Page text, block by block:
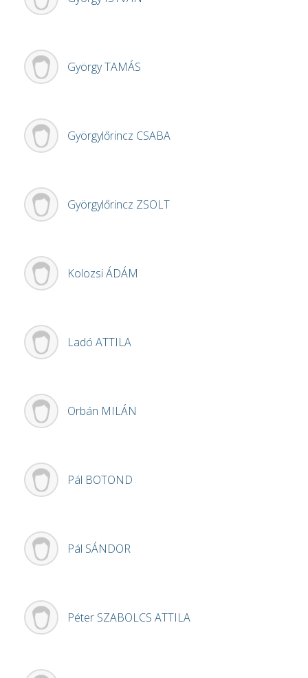
GyörgyTAMÁS
Györgylőrincz CSABA
Györgylőrincz ZSOLT
KolozsiÁDÁM
Ladó ATTILA
Orbán MILÁN
Pál BOTOND
Pál SÁNDOR
Péter SZABOLCS ATTILA